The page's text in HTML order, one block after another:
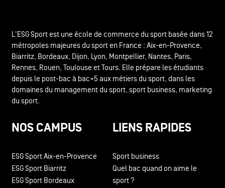
L'ESG Sport est une école de commerce du sport basée dans 12
métropoles majeures du sport en France : Aix-en-Provence,
Biarritz, Bordeaux, Dijon, Lyon, Montpellier, Nantes, Paris,
Rennes, Rouen, Toulouse et Tours. Elle prépare les étudiants
depuis le post-bac à bac+5 aux métiers du sport, dans les
domaines du management du sport, sport business, marketing
du sport.
NOS CAMPUS
ESG Sport Aix-en-Provence
ESG Sport Biarritz
ESG Sport Bordeaux
LIENS RAPIDES
Sport business
Quel bac quand on aime le
sport ?